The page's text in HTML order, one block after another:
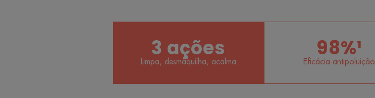
3 ações
Limpa, desmaquilha, acalma
98%¹
Eficácia antipoluição